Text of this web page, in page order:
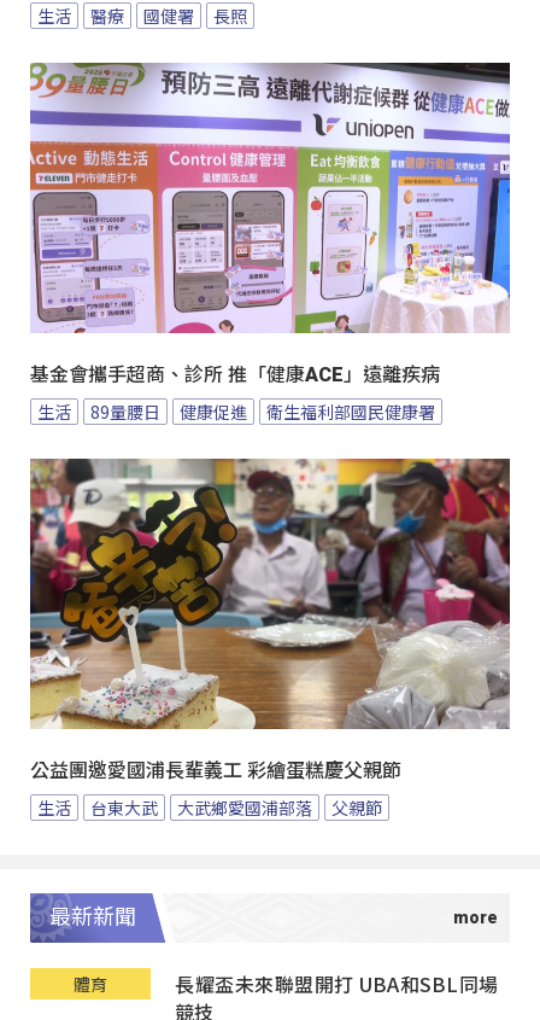
生活 醫療 國健署 長照
基金會攜手超商、診所 推「健康ACE」遠離疾病
生活 89量腰日 健康促進 衛生福利部國民健康署
公益團邀愛國浦長輩義工 彩繪蛋糕慶父親節
生活 台東大武 大武鄉愛國浦部落 父親節
最新新聞
體育
長耀盃未來聯盟開打 UBA和SBL同場
競技